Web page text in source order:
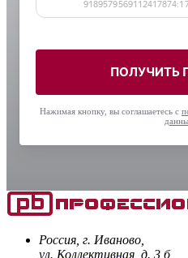
ПОЛУЧИТЬ
Нажимая кнопку, вы соглашаетесь с
Россия, г. Иваново,
ул. Коллективная, д. 3 б